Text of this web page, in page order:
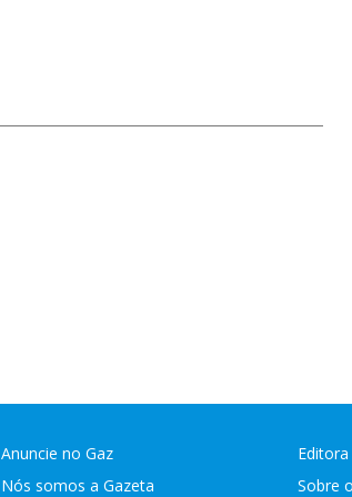
Anuncie no Gaz
Nós somos a Gazeta
Sobre